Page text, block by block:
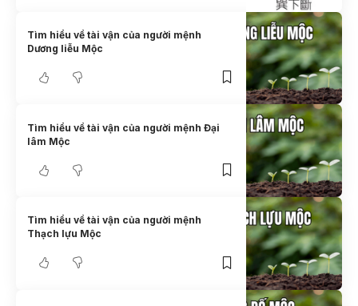
Tìm hiểu về tài vận của người mệnh
Dương liễu Mộc
Tìm hiểu về tài vận của người mệnh Đại
lâm Mộc
Tìm hiểu về tài vận của người mệnh
Thạch lựu Mộc